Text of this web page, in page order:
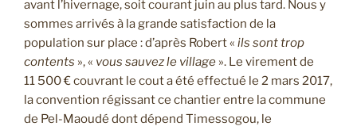
avant l’hivernage, soit courant juin au plus tard. Nous y
sommes arrivés à la grande satisfaction de la
population sur place : d’après Robert « ils sont trop
contents », « vous sauvez le village ». Le virement de
11 500 € couvrant le cout a été effectué le 2 mars 2017,
la convention régissant ce chantier entre la commune
de Pel-Maoudé dont dépend Timessogou, le